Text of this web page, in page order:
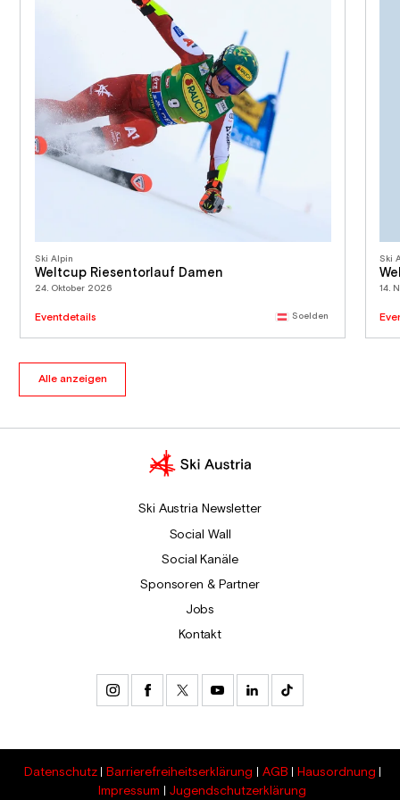
Ski Alpin
Weltcup Riesentorlauf Damen
24. Oktober 2026
Eventdetails Soelden
Ski
14.
Alle anzeigen
Ski Austria Newsletter
Social Wall
Social Kanäle
Sponsoren & Partner
Jobs
Kontakt
Datenschutz Barrierefreiheitserklärung AGB
Hausordnung
Impressum
Jugendschutzerklärung